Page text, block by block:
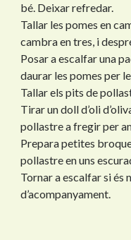
bé. Deixar refredar.
Tallar les pomes en
cambra en tres, i
Posar a escalfar una
daurar les pomes per
Tallar els pits de
Tirar un doll d’oli
pollastre a fregir per
Prepara petites
pollastre en uns
Tornar a escalfar si és
d’acompanyament.